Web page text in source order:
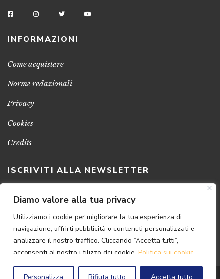
Diamo valore alla tua privacy
Utilizziamo i cookie per migliorare la tua esperienza di
navigazione, offrirti pubblicità o contenuti personalizzati e
analizzare il nostro traffico. Cliccando “Accetta tutti”,
acconsenti al nostro utilizzo dei cookie. Politica sui cookie
Personalizza Rifiuta tutto Accetta tutto
INFORMAZIONI
Come acquistare
Norme redazionali
Privacy
Cookies
Credits
ISCRIVITI ALLA NEWSLETTER
Clicca sul pulsante per ricevere le nostre ultime novità,
notizie e promozioni
ISCRIVITI ADESSO